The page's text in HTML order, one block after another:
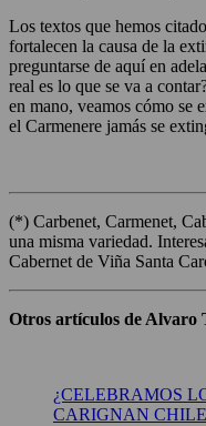
Los textos que hemos
fortalecen la causa de la
preguntarse de aquí en
real es lo que se va a
en mano, veamos cómo se
el Carmenere jamás se
(*) Carbenet, Carmenet,
una misma variedad.
Cabernet de Viña Santa
Otros artículos de Alvaro
¿CELEBRAMOS
CARIGNAN